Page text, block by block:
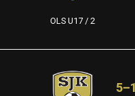
OLS U17 / 2
5–1